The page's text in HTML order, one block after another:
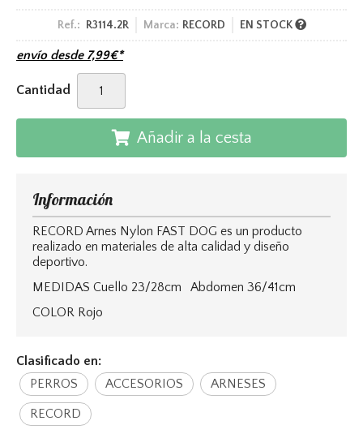
Ref.: R3114.2R Marca: RECORD EN STOCK
envío desde 7,99€*
Cantidad
Añadir a la cesta
Información
RECORD Arnes Nylon FAST DOG es un producto
realizado en materiales de alta calidad y diseño
deportivo.
MEDIDAS Cuello 23/28cm Abdomen 36/41cm
COLOR Rojo
Clasificado en:
PERROS
ACCESORIOS ARNESES
RECORD